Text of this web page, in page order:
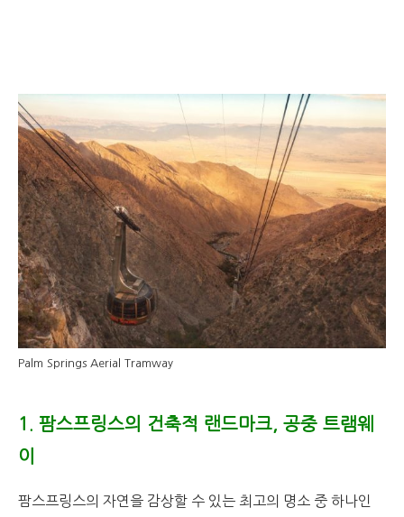
Palm Springs Aerial Tramway
1. 팜스프링스의 건축적 랜드마크 공중 트램웨
이
팜스프링스의 자연을 감상할 수 있는 최고의 명소 중 하나인